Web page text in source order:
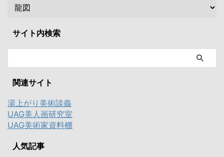
サイト内検索
関連サイト
湯上がり美術談義
UAG美人画研究室
UAG美術家資料棚
人気記事